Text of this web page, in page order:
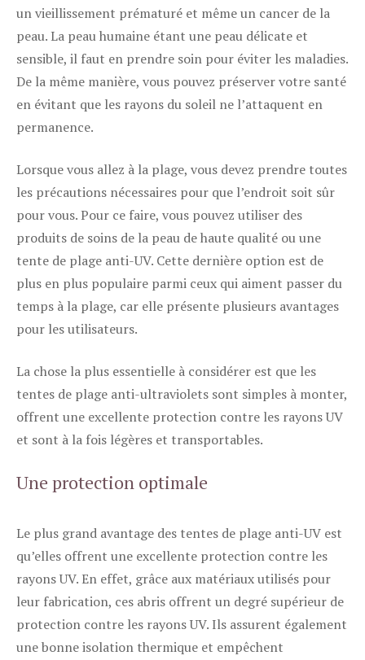
un vieillissement prématuré et même un cancer de la
peau. La peau humaine étant une peau délicate et
sensible, il faut en prendre soin pour éviter les maladies.
De la même manière, vous pouvez préserver votre santé
en évitant que les rayons du soleil ne l’attaquent en
permanence.
Lorsque vous allez à la plage, vous devez prendre toutes
les précautions nécessaires pour que l’endroit soit sûr
pour vous. Pour ce faire, vous pouvez utiliser des
produits de soins de la peau de haute qualité ou une
tente de plage anti-UV. Cette dernière option est de
plus en plus populaire parmi ceux qui aiment passer du
temps à la plage, car elle présente plusieurs avantages
pour les utilisateurs.
La chose la plus essentielle à considérer est que les
tentes de plage anti-ultraviolets sont simples à monter,
offrent une excellente protection contre les rayons UV
et sont à la fois légères et transportables.
Une protection optimale
Le plus grand avantage des tentes de plage anti-UV est
qu’elles offrent une excellente protection contre les
rayons UV. En effet, grâce aux matériaux utilisés pour
leur fabrication, ces abris offrent un degré supérieur de
protection contre les rayons UV. Ils assurent également
une bonne isolation thermique et empêchent